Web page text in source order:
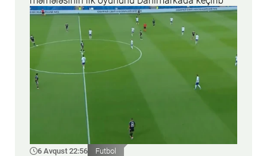
6 Avqust 22:56 Futbol